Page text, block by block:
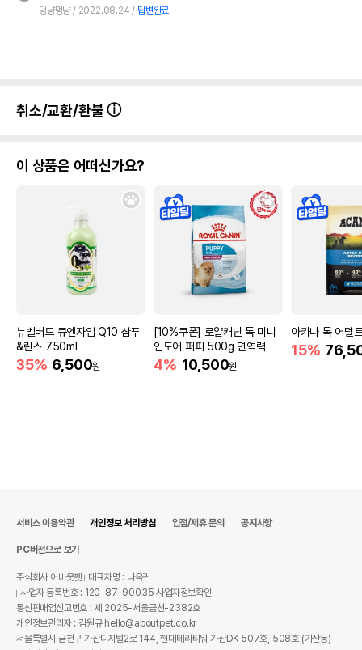
댕냥멍냥 2022.08.24 답변완료
취소/교환/환불
이 상품은 어떠신가요?
뉴벨버드 큐엔자임 Q10 샴푸
&린스 750ml
35% 6,500원
[10%쿠폰] 로얄캐닌 독 미니
인도어 퍼피 500g 면역력
4% 10,500원
아카나 독 어덜
15%
서비스 이용약관 개인정보 처리방침 입점/제휴 문의 공지사항
PC버전으로 보기
주식회사 어바웃펫
대표자명 : 나옥귀
사업자 등록번호 : 120-87-90035사업자정보확인
통신판매업신고번호 : 제 2025-서울금천-2382호
개인정보관리자 : 김원규 hello@aboutpet.co.kr
서울특별시 금천구 가산디지털2로 144, 현대테라타워 가산DK 507호, 508호 (가산동)